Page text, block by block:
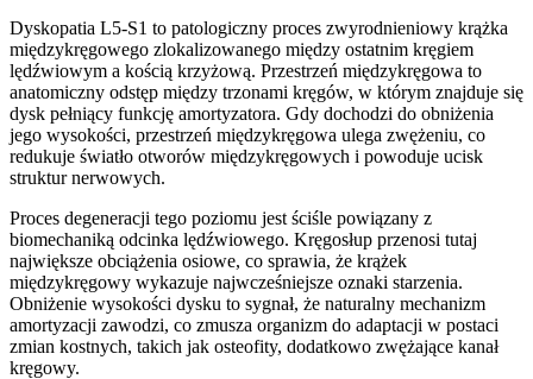
Dyskopatia L5-S1 to patologiczny proces zwyrodnieniowy krążka
międzykręgowego zlokalizowanego między ostatnim kręgiem
lędźwiowym a kością krzyżową. Przestrzeń międzykręgowa to
anatomiczny odstęp między trzonami kręgów, w którym znajduje się
dysk pełniący funkcję amortyzatora. Gdy dochodzi do obniżenia
jego wysokości, przestrzeń międzykręgowa ulega zwężeniu, co
redukuje światło otworów międzykręgowych i powoduje ucisk
struktur nerwowych.
Proces degeneracji tego poziomu jest ściśle powiązany z
biomechaniką odcinka lędźwiowego. Kręgosłup przenosi tutaj
największe obciążenia osiowe, co sprawia, że krążek
międzykręgowy wykazuje najwcześniejsze oznaki starzenia.
Obniżenie wysokości dysku to sygnał, że naturalny mechanizm
amortyzacji zawodzi, co zmusza organizm do adaptacji w postaci
zmian kostnych, takich jak osteofity, dodatkowo zwężające kanał
kręgowy.